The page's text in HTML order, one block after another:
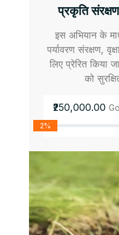
प्रकृति
इस अभियान के
पर्यावरण संरक्षण,
लिए प्रेरित किया
को
₹250,000.00
2%